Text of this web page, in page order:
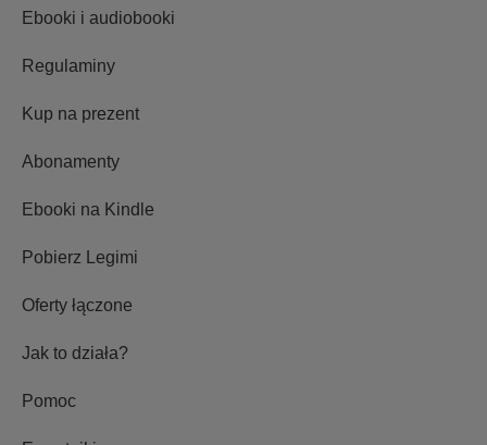
Ebooki i audiobooki
Regulaminy
Kup na prezent
Abonamenty
Ebooki na Kindle
Pobierz Legimi
Oferty łączone
Jak to działa?
Pomoc